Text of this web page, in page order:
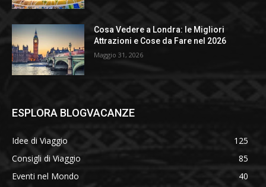
Cosa Vedere a Londra: le Migliori
Attrazioni e Cose da Fare nel 2026
Maggio 31, 2026
ESPLORA BLOGVACANZE
Idee di Viaggio
125
Consigli di Viaggio
85
Eventi nel Mondo
40